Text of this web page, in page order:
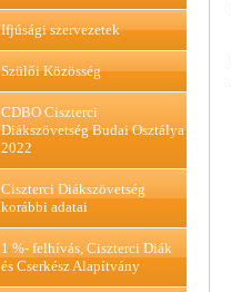
Ifjúsági szervezetek
Szülői Közösség
CDBO Ciszterci
Diákszövetség Budai Osztálya
2022
Ciszterci Diákszövetség
korábbi adatai
1 %- felhívás, Ciszterci Diák
és Cserkész Alapítvány